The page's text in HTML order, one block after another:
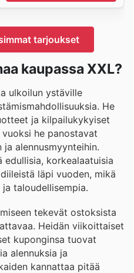
tarjoukset
kaupassa XXL?
ulkoilun ystäville
He
ja kilpailukykyiset
he panostavat
alennusmyynteihin.
korkealaatuisia
läpi vuoden, mikä
taloudellisempia.
tekevät ostoksista
Heidän viikoittaiset
kuponginsa tuovat
alennuksia ja
kannattaa pitää